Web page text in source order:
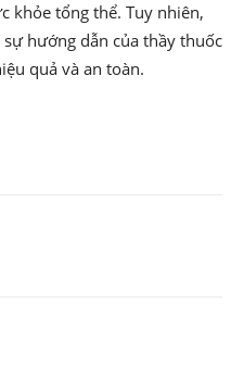
khỏe tổng thể. Tuy nhiên,
hướng dẫn của thầy thuốc
quả và an toàn.